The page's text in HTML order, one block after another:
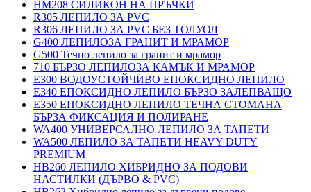
HM208 СИЛИКОН НА ПРЪЧКИ
R305 ЛЕПИЛО ЗА PVC
R306 ЛЕПИЛО ЗА PVC БЕЗ ТОЛУОЛ
G400 ЛЕПИЛОЗА ГРАНИТ И МРАМОP
G500 Течно лепило за гранит и мрамор
710 БЪРЗО ЛЕПИЛОЗА КАМЪК И МРАМОP
E300 ВОДОУСТОЙЧИВО ЕПОКСИДНО ЛЕПИЛО
E340 ЕПОКСИДНО ЛЕПИЛО БЪРЗО ЗАЛЕПВАЩО
E350 ЕПОКСИДНО ЛЕПИЛО ТЕЧНА СТОМАНА
БЪРЗА ФИКСАЦИЯ И ПОЛИРАНЕ
WA400 УНИВЕРСАЛНО ЛЕПИЛО ЗА ТАПЕТИ
WA500 ЛЕПИЛО ЗА ТАПЕТИ HEAVY DUTY
PREMIUM
HB260 ЛЕПИЛО ХИБРИДНО ЗА ПОДОВИ
НАСТИЛКИ (ДЪРВО & PVC)